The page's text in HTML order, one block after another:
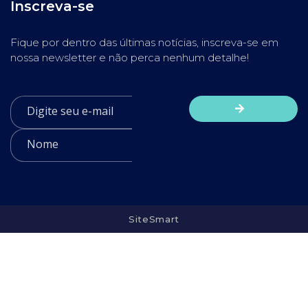
Inscreva-se
Fique por dentro das últimas notícias, inscreva-se em
nossa newsletter e não perca nenhum detalhe!
SiteSmart